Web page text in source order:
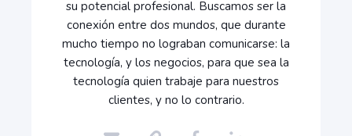
su potencial profesional. Buscamos ser la
conexión entre dos mundos, que durante
mucho tiempo no lograban comunicarse: la
tecnología, y los negocios, para que sea la
tecnología quien trabaje para nuestros
clientes, y no lo contrario.